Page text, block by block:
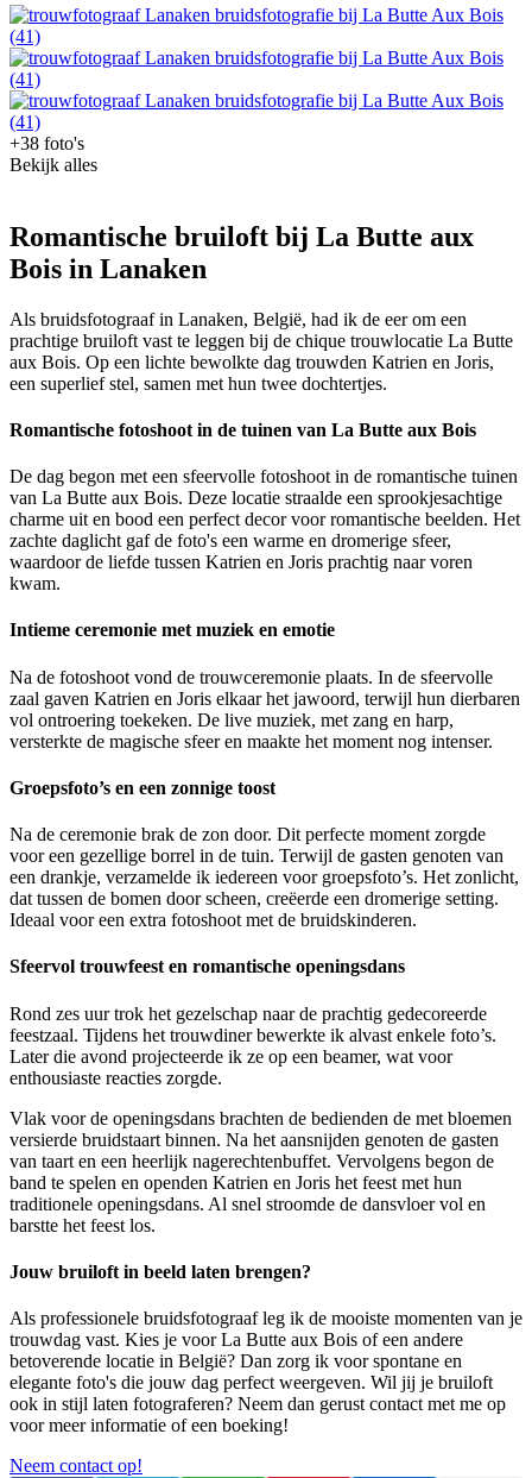
+38 foto's
Bekijk alles
Romantische bruiloft bij La Butte aux
Bois in Lanaken
Als bruidsfotograaf in Lanaken, België, had ik de eer om een
prachtige bruiloft vast te leggen bij de chique trouwlocatie La Butte
aux Bois. Op een lichte bewolkte dag trouwden Katrien en Joris,
een superlief stel, samen met hun twee dochtertjes.
Romantische fotoshoot in de tuinen van La Butte aux Bois
De dag begon met een sfeervolle fotoshoot in de romantische tuinen
van La Butte aux Bois. Deze locatie straalde een sprookjesachtige
charme uit en bood een perfect decor voor romantische beelden. Het
zachte daglicht gaf de foto's een warme en dromerige sfeer,
waardoor de liefde tussen Katrien en Joris prachtig naar voren
kwam.
Intieme ceremonie met muziek en emotie
Na de fotoshoot vond de trouwceremonie plaats. In de sfeervolle
zaal gaven Katrien en Joris elkaar het jawoord, terwijl hun dierbaren
vol ontroering toekeken. De live muziek, met zang en harp,
versterkte de magische sfeer en maakte het moment nog intenser.
Groepsfoto’s en een zonnige toost
Na de ceremonie brak de zon door. Dit perfecte moment zorgde
voor een gezellige borrel in de tuin. Terwijl de gasten genoten van
een drankje, verzamelde ik iedereen voor groepsfoto’s. Het zonlicht,
dat tussen de bomen door scheen, creëerde een dromerige setting.
Ideaal voor een extra fotoshoot met de bruidskinderen.
Sfeervol trouwfeest en romantische openingsdans
Rond zes uur trok het gezelschap naar de prachtig gedecoreerde
feestzaal. Tijdens het trouwdiner bewerkte ik alvast enkele foto’s.
Later die avond projecteerde ik ze op een beamer, wat voor
enthousiaste reacties zorgde.
Vlak voor de openingsdans brachten de bedienden de met bloemen
versierde bruidstaart binnen. Na het aansnijden genoten de gasten
van taart en een heerlijk nagerechtenbuffet. Vervolgens begon de
band te spelen en openden Katrien en Joris het feest met hun
traditionele openingsdans. Al snel stroomde de dansvloer vol en
barstte het feest los.
Jouw bruiloft in beeld laten brengen?
Als professionele bruidsfotograaf leg ik de mooiste momenten van je
trouwdag vast. Kies je voor La Butte aux Bois of een andere
betoverende locatie in België? Dan zorg ik voor spontane en
elegante foto's die jouw dag perfect weergeven. Wil jij je bruiloft
ook in stijl laten fotograferen? Neem dan gerust contact met me op
voor meer informatie of een boeking!
Neem contact op!